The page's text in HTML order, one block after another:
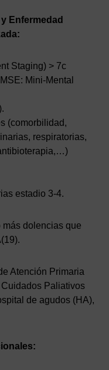
Enfermedad
Staging) > 7c
Mini-Mental
(comorbilidad,
respiratorias,
estadio 3-4.
dolencias que
Atención Primaria
Paliativos
de agudos (HA),